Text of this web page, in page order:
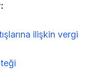
ilişkin vergi